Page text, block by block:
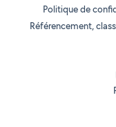
Politique de
Référencement,